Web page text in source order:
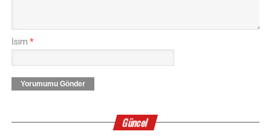
İsim *
Yorumumu Gönder
Güncel